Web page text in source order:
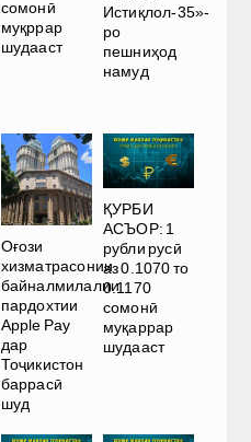
сомонӣ
муқррар
шудааст
Истиқлол-35»-
ро
пешниҳод
намуд
Оғози
хизматрасонии
байналмилалии
пардохтии
Apple Pay
дар
Тоҷикистон
баррасӣ
шуд
ҚУРБИ
АСЪОР: 1
рубли русӣ
аз 0.1070 то
0.1170
сомонӣ
муқаррар
шудааст